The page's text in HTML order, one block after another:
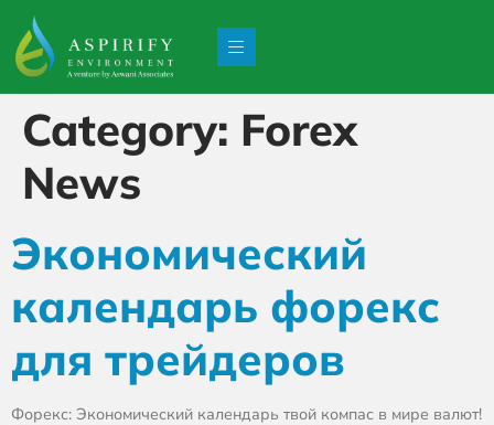
Category: Forex
News
Экономический
календарь форекс
для трейдеров
Форекс: Экономический календарь твой компас в мире валют!